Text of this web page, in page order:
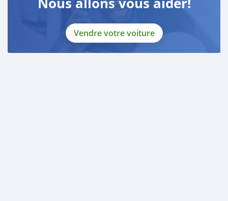
Vendre votre voiture